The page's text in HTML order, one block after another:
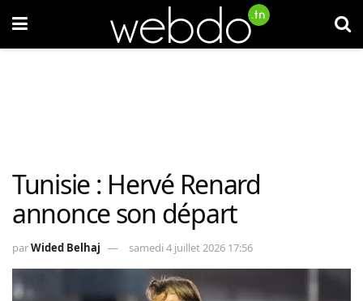
Tunisie : Hervé Renard
annonce son départ
parWided Belhaj samedi 4 juillet 2026 17:56